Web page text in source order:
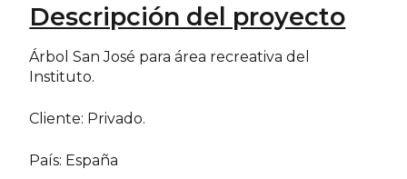
Descripción del proyecto
Árbol San José para área recreativa del
Instituto.
Cliente: Privado.
País: España